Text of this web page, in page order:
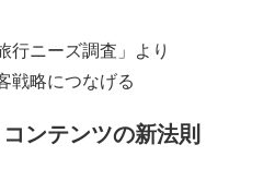
行ニーズ調査」より
戦略につなげる
ンテンツの新法則